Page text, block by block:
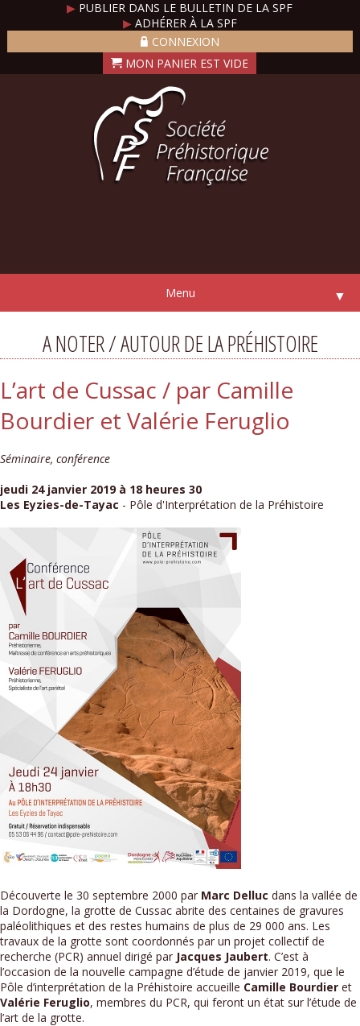
▶ PUBLIER DANS LE BULLETIN DE LA SPF
▶ADHÉRER À LA SPF
CONNEXION
Menu ▼
A NOTER / AUTOUR DE LA PRÉHISTOIRE
L’art de Cussac / par Camille
Bourdier et Valérie Feruglio
Séminaire, conférence
jeudi 24 janvier 2019 à 18 heures 30
Les Eyzies-de-Tayac - Pôle d'Interprétation de la Préhistoire
Découverte le 30 septembre 2000 par Marc Delluc dans la vallée de
la Dordogne, la grotte de Cussac abrite des centaines de gravures
paléolithiques et des restes humains de plus de 29 000 ans. Les
travaux de la grotte sont coordonnés par un projet collectif de
recherche (PCR) annuel dirigé par Jacques Jaubert. C’est à
l’occasion de la nouvelle campagne d’étude de janvier 2019, que le
Pôle d’interprétation de la Préhistoire accueille Camille Bourdier et
Valérie Feruglio, membres du PCR, qui feront un état sur l’étude de
l’art de la grotte.